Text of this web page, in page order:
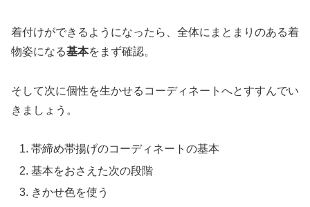
着付けができるようになったら、全体にまとまりのある着
物姿になる基本をまず確認。
そして次に個性を生かせるコーディネートへとすすんでい
きましょう。
帯締め帯揚げのコーディネートの基本
基本をおさえた次の段階
きかせ色を使う